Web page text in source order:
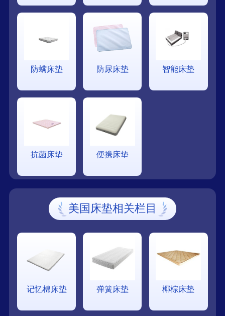
防螨床垫 防尿床垫 智能床垫
抗菌床垫 便携床垫
美国床垫相关栏目
记忆棉床垫 弹簧床垫 椰棕床垫